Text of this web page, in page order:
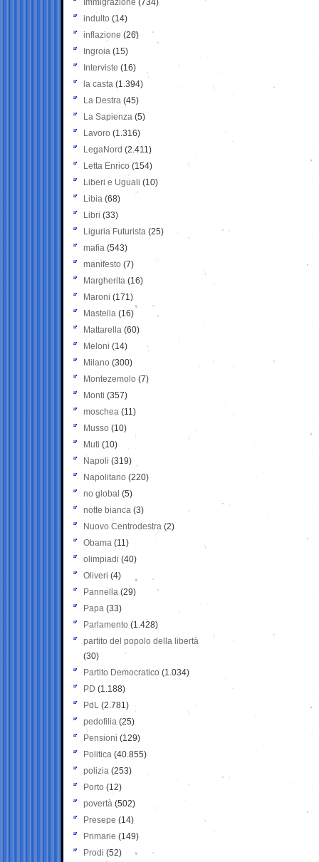
Immigrazione (734)
indulto (14)
inflazione (26)
Ingroia (15)
Interviste (16)
la casta (1.394)
La Destra (45)
La Sapienza (5)
Lavoro (1.316)
LegaNord (2.411)
Letta Enrico (154)
Liberi e Uguali (10)
Libia (68)
Libri (33)
Liguria Futurista (25)
mafia (543)
manifesto (7)
Margherita (16)
Maroni (171)
Mastella (16)
Mattarella (60)
Meloni (14)
Milano (300)
Montezemolo (7)
Monti (357)
moschea (11)
Musso (10)
Muti (10)
Napoli (319)
Napolitano (220)
no global (5)
notte bianca (3)
Nuovo Centrodestra (2)
Obama (11)
olimpiadi (40)
Oliveri (4)
Pannella (29)
Papa (33)
Parlamento (1.428)
partito del popolo della libertà
(30)
Partito Democratico (1.034)
PD (1.188)
PdL (2.781)
pedofilia (25)
Pensioni (129)
Politica (40.855)
polizia (253)
Porto (12)
povertà (502)
Presepe (14)
Primarie (149)
Prodi (52)